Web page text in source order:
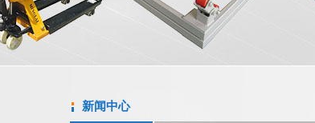
新闻中心